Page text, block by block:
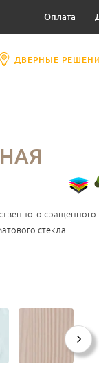
Оплата
ДВЕРНЫЕ
сращенного
стекла.